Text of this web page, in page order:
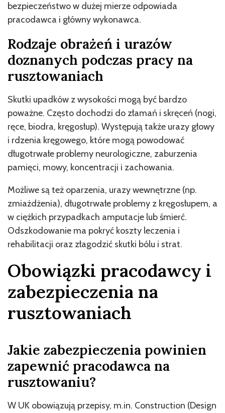
bezpieczeństwo w dużej mierze odpowiada
pracodawca i główny wykonawca.
Rodzaje obrażeń i urazów
doznanych podczas pracy na
rusztowaniach
Skutki upadków z wysokości mogą być bardzo
poważne. Często dochodzi do złamań i skręceń (nogi,
ręce, biodra, kręgosłup). Występują także urazy głowy
i rdzenia kręgowego, które mogą powodować
długotrwałe problemy neurologiczne, zaburzenia
pamięci, mowy, koncentracji i zachowania.
Możliwe są też oparzenia, urazy wewnętrzne (np.
zmiażdżenia), długotrwałe problemy z kręgosłupem, a
w ciężkich przypadkach amputacje lub śmierć.
Odszkodowanie ma pokryć koszty leczenia i
rehabilitacji oraz złagodzić skutki bólu i strat.
Obowiązki pracodawcy i
zabezpieczenia na
rusztowaniach
Jakie zabezpieczenia powinien
zapewnić pracodawca na
rusztowaniu?
W UK obowiązują przepisy, m.in. Construction (Design